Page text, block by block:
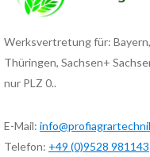
Werksvertretung für:
Thüringen, Sachsen+
nur PLZ 0..
E-Mail:
Telefon: +49 (0)9528 981143